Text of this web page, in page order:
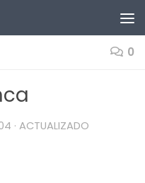
0
· ACTUALIZADO